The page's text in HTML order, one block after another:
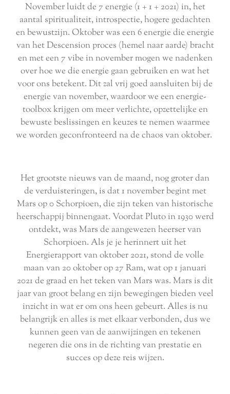
November luidt de 7 energie (1 + 1 + 2021) in, het
aantal spiritualiteit, introspectie, hogere gedachten
en bewustzijn. Oktober was een 6 energie die energie
van het Descension proces (hemel naar aarde) bracht
en met een 7 vibe in november mogen we nadenken
over hoe we die energie gaan gebruiken en wat het
voor ons betekent. Dit zal vrij goed aansluiten bij de
energie van november, waardoor we een energie-
toolbox krijgen om meer verlichte, opzettelijke en
bewuste beslissingen en keuzes te nemen waarmee
we worden geconfronteerd na de chaos van oktober.
Het grootste nieuws van de maand, nog groter dan
de verduisteringen, is dat 1 november begint met
Mars op 0 Schorpioen, die zijn teken van historische
heerschappij binnengaat. Voordat Pluto in 1930 werd
ontdekt, was Mars de aangewezen heerser van
Schorpioen. Als je je herinnert uit het
Energierapport van oktober 2021, stond de volle
maan van 20 oktober op 27 Ram, wat op 1 januari
2021 de graad en het teken van Mars was. Mars is dit
jaar van groot belang en zijn bewegingen bieden veel
inzicht in wat er om ons heen gebeurt. Alles is nu
belangrijk en alles is met elkaar verbonden, dus we
kunnen geen van de aanwijzingen en tekenen
negeren die ons in de richting van prestatie en
succes op deze reis wijzen.